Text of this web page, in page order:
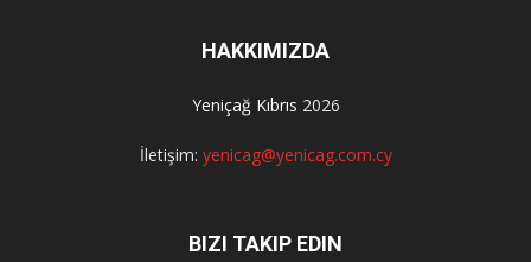
HAKKIMIZDA
Yeniçağ Kıbrıs 2026
İletişim: yenicag@yenicag.com.cy
BIZI TAKIP EDIN